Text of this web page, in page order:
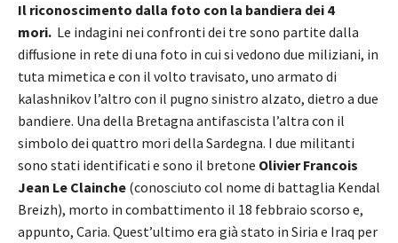
Il riconoscimento dalla foto con la bandiera dei 4
mori. Le indagini nei confronti dei tre sono partite dalla
diffusione in rete di una foto in cui si vedono due miliziani, in
tuta mimetica e con il volto travisato, uno armato di
kalashnikov l’altro con il pugno sinistro alzato, dietro a due
bandiere. Una della Bretagna antifascista l’altra con il
simbolo dei quattro mori della Sardegna. I due militanti
sono stati identificati e sono il bretone Olivier Francois
Jean Le Clainche (conosciuto col nome di battaglia Kendal
Breizh), morto in combattimento il 18 febbraio scorso e,
appunto, Caria. Quest’ultimo era già stato in Siria e Iraq per